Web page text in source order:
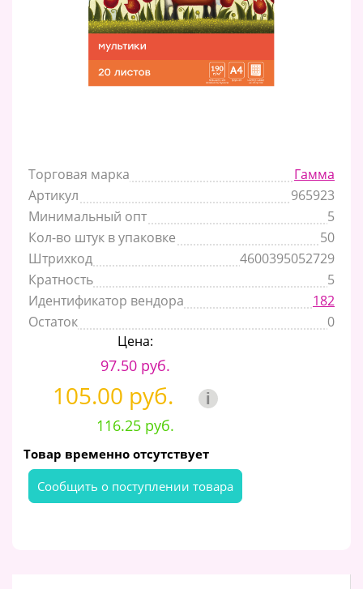
Торговая марка
Гамма
Артикул
965923
Минимальный опт
5
Кол-во штук в упаковке
50
Штрихкод
4600395052729
Кратность
5
Идентификатор вендора
182
Остаток
0
Цена:
97.50 руб.
105.00 руб. i
116.25 руб.
Товар временно отсутствует
Cообщить о поступлении товара